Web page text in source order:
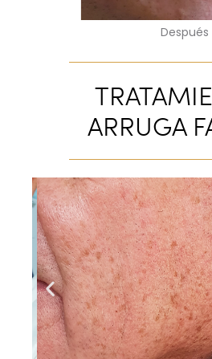
Después
ARRUGA